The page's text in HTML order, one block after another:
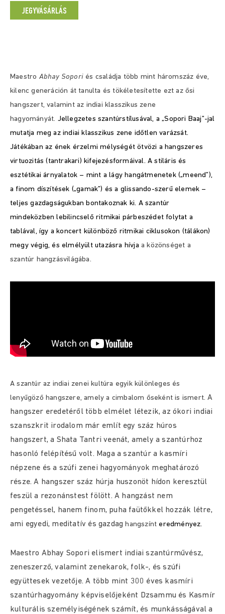
JEGYVÁSÁRLÁS
Maestro Abhay Sopori és családja több mint háromszáz éve,
kilenc generáción át tanulta és tökéletesítette ezt az ősi
hangszert, valamint az indiai klasszikus zene
hagyományát. Jellegzetes szantúrstílusával, a „Sopori Baaj”-jal
mutatja meg az indiai klasszikus zene időtlen varázsát.
Játékában az ének érzelmi mélységét ötvözi a hangszeres
virtuozitás (tantrakari) kifejezésformáival. A stiláris és
esztétikai árnyalatok – mint a lágy hangátmenetek („meend”),
a finom díszítések („gamak”) és a glissando-szerű elemek –
teljes gazdagságukban bontakoznak ki. A szantúr
mindeközben lebilincselő ritmikai párbeszédet folytat a
tablával, így a koncert különböző ritmikai ciklusokon (tálákon)
megy végig, és elmélyült utazásra hívja a közönséget a
szantúr hangzásvilágába.
A szantúr az indiai zenei kultúra egyik különleges és
lenyűgöző hangszere, amely a cimbalom őseként is ismert.A
hangszer eredetéről több elmélet létezik, az ókori indiai
szanszkrit irodalom már említ egy száz húros
hangszert, a Shata Tantri veenát, amely a szantúrhoz
hasonló felépítésű volt. Maga a szantúr a kasmíri
népzene és a szúfi zenei hagyományok meghatározó
része. A hangszer száz húrja huszonöt hídon keresztül
feszül a rezonánstest fölött. A hangzást nem
pengetéssel, hanem finom, puha faütőkkel hozzák létre,
ami egyedi, meditatív és gazdag hangszínt eredményez.
Maestro Abhay Sopori elismert indiai szantúrművész,
zeneszerző, valamint zenekarok, folk-, és szúfi
együttesek vezetője. A több mint 300 éves kasmíri
szantúrhagyomány képviselőjeként Dzsammu és Kasmír
kulturális személyiségének számít, és munkásságával a